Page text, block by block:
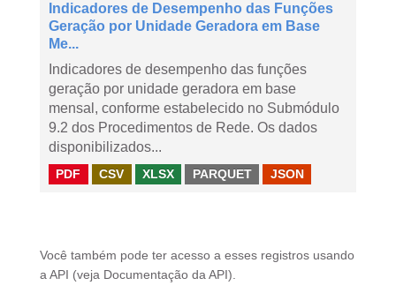
Indicadores de Desempenho das Funções
Geração por Unidade Geradora em Base
Me...
Indicadores de desempenho das funções
geração por unidade geradora em base
mensal, conforme estabelecido no Submódulo
9.2 dos Procedimentos de Rede. Os dados
disponibilizados...
PDF CSV XLSX PARQUET JSON
Você também pode ter acesso a esses registros usando
a API (veja Documentação da API ).